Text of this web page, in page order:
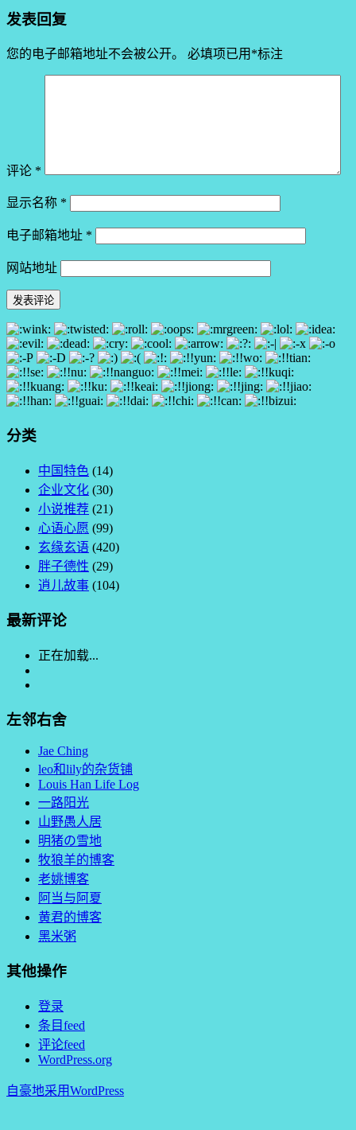
发表回复
您的电子邮箱地址不会被公开。 必填项已用 *标注
评论 *
显示名称 *
电子邮箱地址 *
网站地址
分类
中国特色 (14)
企业文化 (30)
小说推荐 (21)
心语心愿 (99)
玄缘玄语 (420)
胖子德性 (29)
逍儿故事 (104)
最新评论
正在加载...
左邻右舍
Jae Ching
leo和lily的杂货铺
Louis Han Life Log
一路阳光
山野愚人居
明猪の雪地
牧狼羊的博客
老姚博客
阿当与阿夏
黄君的博客
黑米粥
其他操作
登录
条目feed
评论feed
WordPress.org
自豪地采用WordPress